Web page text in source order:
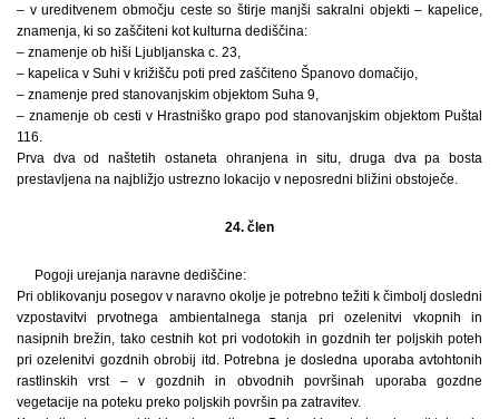
– v ureditvenem območju ceste so štirje manjši sakralni objekti – kapelice,
znamenja, ki so zaščiteni kot kulturna dediščina:
– znamenje ob hiši Ljubljanska c. 23,
– kapelica v Suhi v križišču poti pred zaščiteno Španovo domačijo,
– znamenje pred stanovanjskim objektom Suha 9,
– znamenje ob cesti v Hrastniško grapo pod stanovanjskim objektom Puštal
116.
Prva dva od naštetih ostaneta ohranjena in situ, druga dva pa bosta
prestavljena na najbližjo ustrezno lokacijo v neposredni bližini obstoječe.
24. člen
Pogoji urejanja naravne dediščine:
Pri oblikovanju posegov v naravno okolje je potrebno težiti k čimbolj dosledni
vzpostavitvi prvotnega ambientalnega stanja pri ozelenitvi vkopnih in
nasipnih brežin, tako cestnih kot pri vodotokih in gozdnih ter poljskih poteh
pri ozelenitvi gozdnih obrobij itd. Potrebna je dosledna uporaba avtohtonih
rastlinskih vrst – v gozdnih in obvodnih površinah uporaba gozdne
vegetacije na poteku preko poljskih površin pa zatravitev.